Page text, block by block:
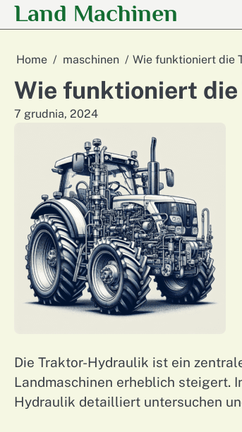
SkipLand Machinen
Home maschinen Wie funktioniert die
Wie funktioniert
7 grudnia, 2024
Die Traktor-Hydraulik ist ein
Landmaschinen erheblich steigert.
Hydraulik detailliert untersuchen